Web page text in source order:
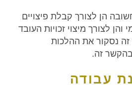
הן לצורך קבלת פיצויים
לצורך מיצוי זכויות העובד
נסקור את ההלכות
בהקשר זה.
עבודה